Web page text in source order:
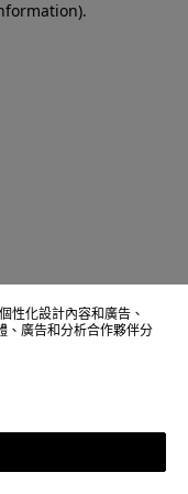
.
性化設計內容和廣告、
、廣告和分析合作夥伴分